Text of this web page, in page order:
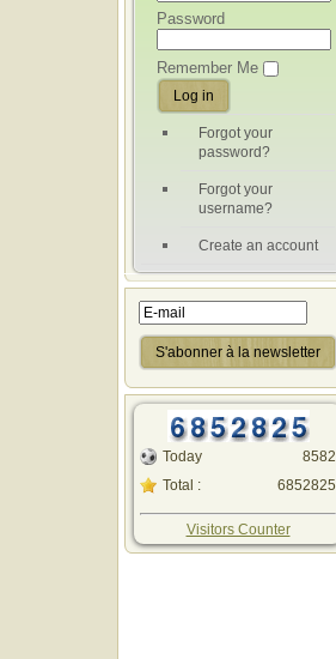
Password
Remember Me
Forgot your
password?
Forgot your
username?
Create an account
Today
Total :
8582
6852825
Visitors Counter